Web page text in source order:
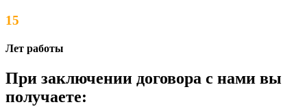
15
Лет работы
При заключении договора с нами вы
получаете: